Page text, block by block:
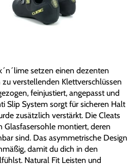
setzen einen dezenten
verstellenden Klettverschlüssen
feinjustiert, angepasst und
Slip System sorgt für sicheren Halt
zusätzlich verstärkt. Die Cleats
Glasfasersohle montiert, deren
sind. Das asymmetrische Design
damit du dich in den
Natural Fit Leisten und